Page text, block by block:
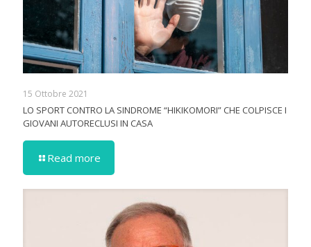
15 Ottobre 2021
LO SPORT CONTRO LA SINDROME “HIKIKOMORI” CHE COLPISCE I
GIOVANI AUTORECLUSI IN CASA
Read more